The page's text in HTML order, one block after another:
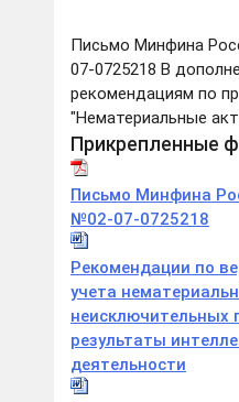
Письмо Минфина
07-0725218 В
рекомендациям по
"Нематериальные
Прикрепленные
Письмо Минфина
№02-07-0725218
Рекомендации по
учета
неисключительных
результаты
деятельности